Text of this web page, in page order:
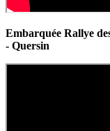
Embarquée Rallye
- Quersin